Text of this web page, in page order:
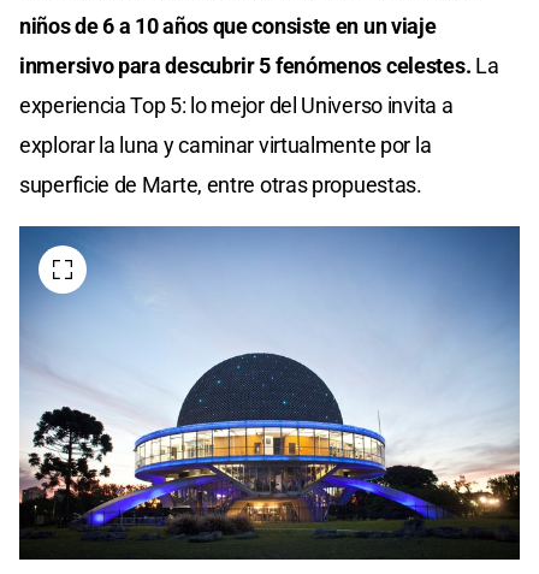
niños de 6 a 10 años que consiste en un viaje
inmersivo para descubrir 5 fenómenos celestes. La
experiencia Top 5: lo mejor del Universo invita a
explorar la luna y caminar virtualmente por la
superficie de Marte, entre otras propuestas.